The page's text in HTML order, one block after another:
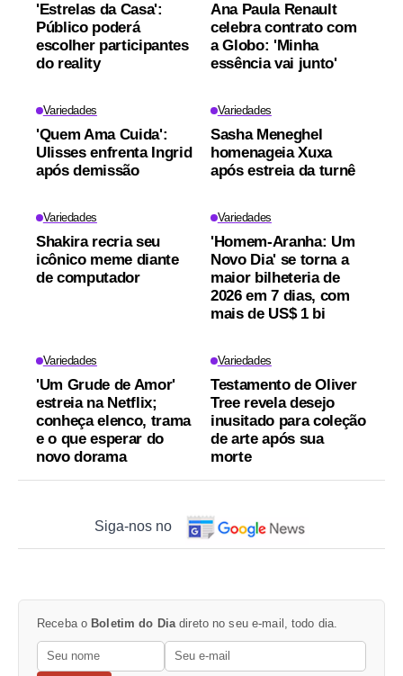
'Estrelas da Casa':
Público poderá
escolher participantes
do reality
Ana Paula Renault
celebra contrato com
a Globo: 'Minha
essência vai junto'
Variedades
'Quem Ama Cuida':
Ulisses enfrenta Ingrid
após demissão
Variedades
Sasha Meneghel
homenageia Xuxa
após estreia da turnê
Variedades
Shakira recria seu
icônico meme diante
de computador
Variedades
'Homem-Aranha: Um
Novo Dia' se torna a
maior bilheteria de
2026 em 7 dias, com
mais de US$ 1 bi
Variedades
'Um Grude de Amor'
estreia na Netflix;
conheça elenco, trama
e o que esperar do
novo dorama
Variedades
Testamento de Oliver
Tree revela desejo
inusitado para coleção
de arte após sua
morte
Siga-nos no
Receba o Boletim do Diadireto no seu e-mail, todo dia.